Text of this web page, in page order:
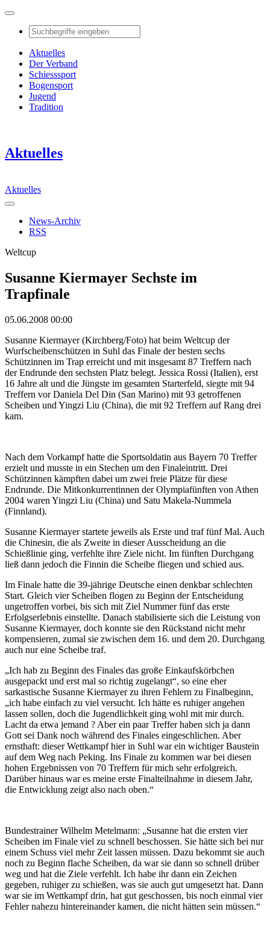
Aktuelles
Der Verband
Schiesssport
Bogensport
Jugend
Tradition
Aktuelles
Aktuelles
News-Archiv
RSS
Weltcup
Susanne Kiermayer Sechste im
Trapfinale
05.06.2008 00:00
Susanne Kiermayer (Kirchberg/Foto) hat beim Weltcup der
Wurfscheibenschützen in Suhl das Finale der besten sechs
Schützinnen im Trap erreicht und mit insgesamt 87 Treffern nach
der Endrunde den sechsten Platz belegt. Jessica Rossi (Italien), erst
16 Jahre alt und die Jüngste im gesamten Starterfeld, siegte mit 94
Treffern vor Daniela Del Din (San Marino) mit 93 getroffenen
Scheiben und Yingzi Liu (China), die mit 92 Treffern auf Rang drei
kam.
Nach dem Vorkampf hatte die Sportsoldatin aus Bayern 70 Treffer
erzielt und musste in ein Stechen um den Finaleintritt. Drei
Schützinnen kämpften dabei um zwei freie Plätze für diese
Endrunde. Die Mitkonkurrentinnen der Olympiafünften von Athen
2004 waren Yingzi Liu (China) und Satu Makela-Nummela
(Finnland).
Susanne Kiermayer startete jeweils als Erste und traf fünf Mal. Auch
die Chinesin, die als Zweite in dieser Ausscheidung an die
Schießlinie ging, verfehlte ihre Ziele nicht. Im fünften Durchgang
ließ dann jedoch die Finnin die Scheibe fliegen und schied aus.
Im Finale hatte die 39-jährige Deutsche einen denkbar schlechten
Start. Gleich vier Scheiben flogen zu Beginn der Entscheidung
ungetroffen vorbei, bis sich mit Ziel Nummer fünf das erste
Erfolgserlebnis einstellte. Danach stabilisierte sich die Leistung von
Susanne Kiermayer, doch konnte sie den Rückstand nicht mehr
kompensieren, zumal sie zwischen dem 16. und dem 20. Durchgang
auch nur eine Scheibe traf.
„Ich hab zu Beginn des Finales das große Einkaufskörbchen
ausgepackt und erst mal so richtig zugelangt“, so eine eher
sarkastische Susanne Kiermayer zu ihren Fehlern zu Finalbeginn,
„ich habe einfach zu viel versucht. Ich hätte es ruhiger angehen
lassen sollen, doch die Jugendlichkeit ging wohl mit mir durch.
Lacht da etwa jemand ? Aber ein paar Treffer haben sich ja dann
Gott sei Dank noch während des Finales eingeschlichen. Aber
ernsthaft: dieser Wettkampf hier in Suhl war ein wichtiger Baustein
auf dem Weg nach Peking. Ins Finale zu kommen war bei diesen
hohen Ergebnissen von 70 Treffern für mich sehr erfolgreich.
Darüber hinaus war es meine erste Finalteilnahme in diesem Jahr,
die Entwicklung zeigt also nach oben.“
Bundestrainer Wilhelm Metelmann: „Susanne hat die ersten vier
Scheiben im Finale viel zu schnell beschossen. Sie hätte sich bei nur
einem Schuss viel mehr Zeit lassen müssen. Dazu bekommt sie auch
noch zu Beginn flache Scheiben, da war sie dann so schnell drüber
weg und hat die Ziele verfehlt. Ich habe ihr dann ein Zeichen
gegeben, ruhiger zu schießen, was sie auch gut umgesetzt hat. Dann
war sie im Wettkampf drin, hat gut geschossen, bis noch einmal vier
Fehler nahezu hintereinander kamen, die nicht hätten sein müssen.“